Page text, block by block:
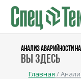
АНАЛИЗ АВАРИЙНОСТИ
Вы здесь
Главная /